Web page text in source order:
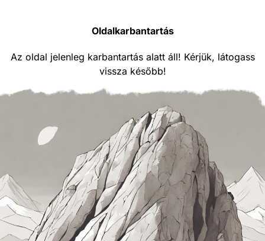
Oldalkarbantartás
Az oldal jelenleg karbantartás alatt áll! Kérjük, látogass
vissza később!